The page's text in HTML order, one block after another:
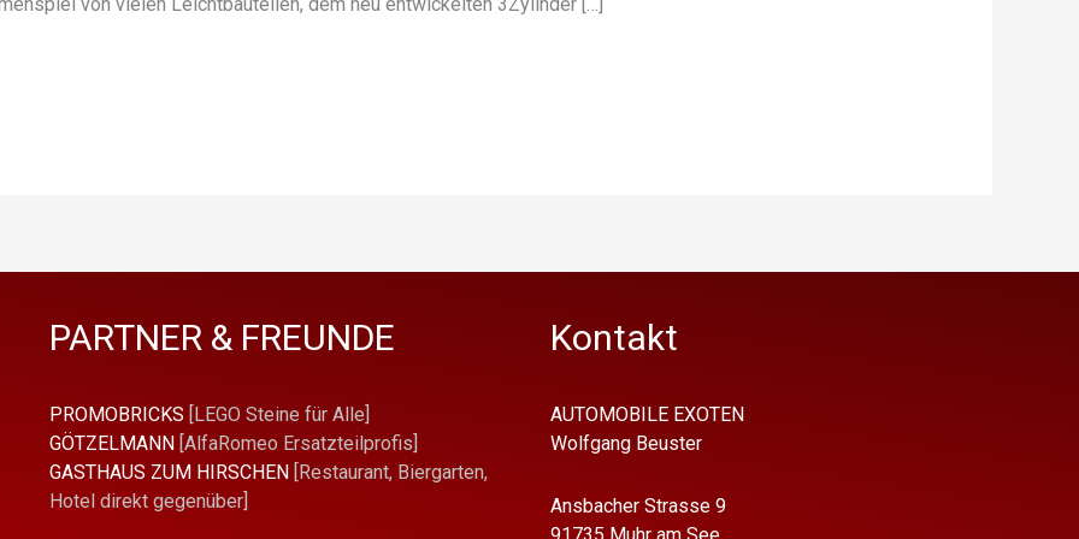
PARTNER & FREUNDE
PROMOBRICKS [LEGO Steine für Alle]
GÖTZELMANN[AlfaRomeo Ersatzteilprofis]
GASTHAUS ZUM HIRSCHEN[Restaurant, Biergarten,
Hotel direkt gegenüber]
Kontakt
AUTOMOBILE EXOTEN
Wolfgang Beuster
Ansbacher Strasse 9